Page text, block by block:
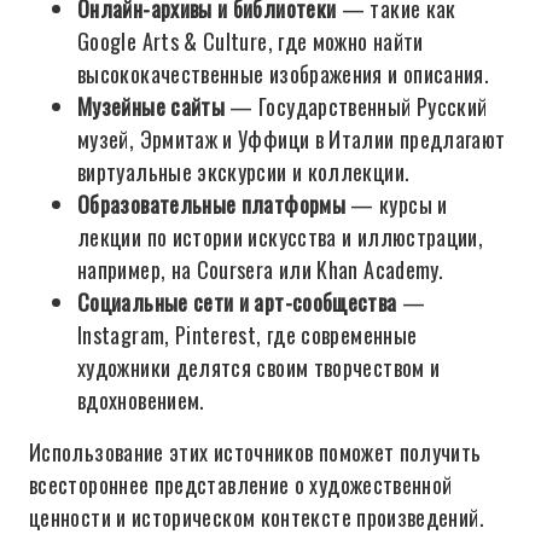
Онлайн-архивы и библиотеки — такие как
Google Arts & Culture, где можно найти
высококачественные изображения и описания.
Музейные сайты— Государственный Русский
музей, Эрмитаж и Уффици в Италии предлагают
виртуальные экскурсии и коллекции.
Образовательные платформы— курсы и
лекции по истории искусства и иллюстрации,
например, на Coursera или Khan Academy.
Социальные сети и арт-сообщества —
Instagram, Pinterest, где современные
художники делятся своим творчеством и
вдохновением.
Использование этих источников поможет получить
всестороннее представление о художественной
ценности и историческом контексте произведений.